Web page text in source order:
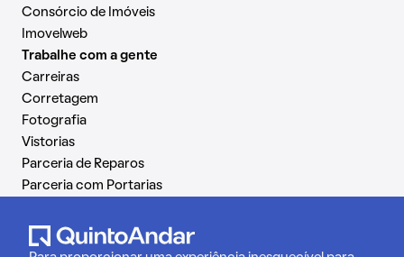
Consórcio de Imóveis
Imovelweb
Trabalhe com a gente
Carreiras
Corretagem
Fotografia
Vistorias
Parceria de Reparos
Parceria com Portarias